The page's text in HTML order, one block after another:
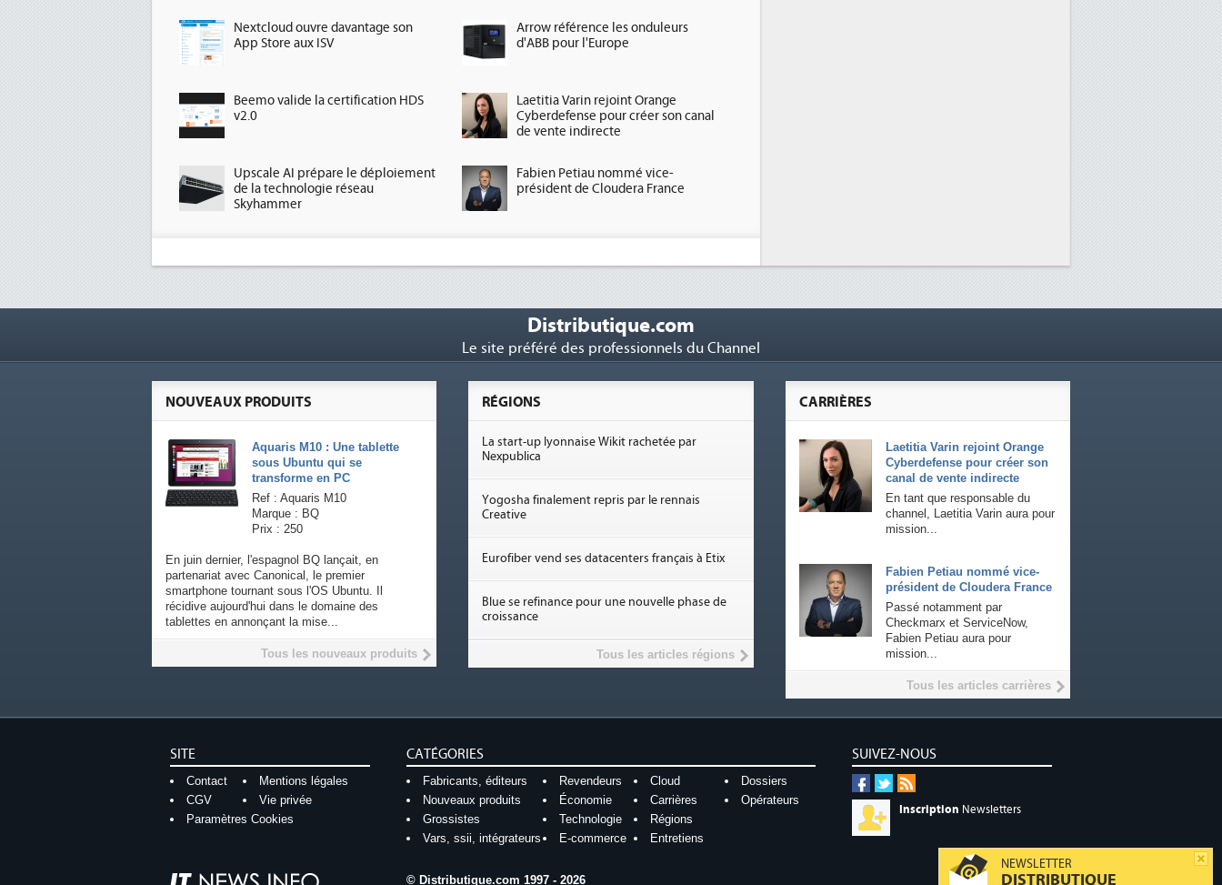
Nextcloud ouvre davantage son
App Store aux ISV
Arrow référence les onduleurs
d'ABB pour l'Europe
Beemo valide la certification HDS
v2.0
Laetitia Varin rejoint Orange
Cyberdefense pour créer son canal
de vente indirecte
Upscale AI prépare le déploiement
de la technologie réseau
Skyhammer
Fabien Petiau nommé vice-
président de Cloudera France
NEWSLETTER
DISTRIBUTIQUE
Distributique.com
Le site préféré des professionnels du Channel
CARRIÈRES
Laetitia Varin rejoint Orange
Cyberdefense pour créer son
canal de vente indirecte
En tant que responsable du
channel, Laetitia Varin aura pour
mission...
Fabien Petiau nommé vice-
président de Cloudera France
Passé notamment par
Checkmarx et ServiceNow,
Fabien Petiau aura pour
mission...
Tous les articles carrières
NOUVEAUX PRODUITS
Aquaris M10 : Une tablette
sous Ubuntu qui se
transforme en PC
Ref : Aquaris M10
Marque : BQ
Prix : 250
En juin dernier, l'espagnol BQ lançait, en
partenariat avec Canonical, le premier
smartphone tournant sous l'OS Ubuntu. Il
récidive aujourd'hui dans le domaine des
tablettes en annonçant la mise...
Tous les nouveaux produits
RÉGIONS
La start-up lyonnaise Wikit rachetée par
Nexpublica
Yogosha finalement repris par le rennais
Creative
Eurofiber vend ses datacenters français à Etix
Blue se refinance pour une nouvelle phase de
croissance
Tous les articles régions
SUIVEZ-NOUS
Inscription Newsletters
SITE
Contact
Mentions légales
CGV
Vie privée
Paramètres Cookies
CATÉGORIES
Fabricants, éditeurs Revendeurs Cloud
Dossiers
Nouveaux produits
Économie Carrières
Opérateurs
Grossistes
Technologie
Régions
Vars, ssii, intégrateurs
E-commerce Entretiens
© Distributique.com 1997 - 2026